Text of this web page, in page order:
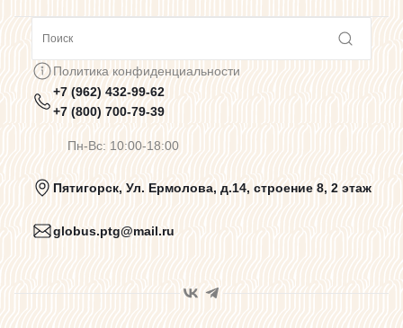
Предупреждения о цветопередаче
Политика конфиденциальности
Пользовательское соглашение
Политика конфиденциальности
+7 (962) 432-99-62
+7 (800) 700-79-39
Пн-Вс: 10:00-18:00
Пятигорск, Ул. Ермолова, д.14, строение 8, 2 этаж
globus.ptg@mail.ru